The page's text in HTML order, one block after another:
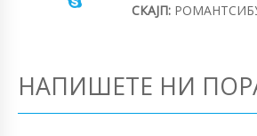
СКАЈП:
НАПИШЕТЕ НИ